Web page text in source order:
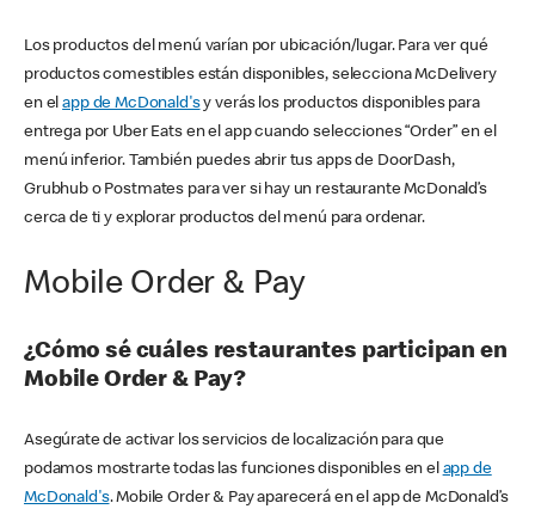
Los productos del menú varían por ubicación/lugar. Para ver qué
productos comestibles están disponibles, selecciona McDelivery
en elapp de McDonald'sy verás los productos disponibles para
entrega por Uber Eats en el app cuando selecciones “Order” en el
menú inferior. También puedes abrir tus apps de DoorDash,
Grubhub o Postmates para ver si hay un restaurante McDonald’s
cerca de ti y explorar productos del menú para ordenar.
Mobile Order & Pay
¿Cómo sé cuáles restaurantes participan en
Mobile Order & Pay?
Asegúrate de activar los servicios de localización para que
podamos mostrarte todas las funciones disponibles en el app de
McDonald's. Mobile Order & Pay aparecerá en el app de McDonald’s